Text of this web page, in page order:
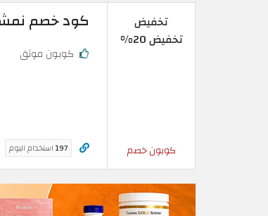
تخفيض
تخفيض 20%
كوبون خصم
كود خصم نمشي اول
كوبون موثق
197استخدام اليوم